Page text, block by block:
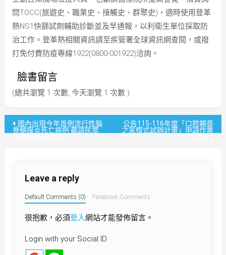
問TOCC(旅遊史、職業史、接觸史、群聚史)，適時使用登革
熱NS1快篩試劑輔助診斷並及早通報，以利衛生單位採取防
治工作。登革熱相關資訊請至疾管署全球資訊網查閱，或撥
打免付費防疫專線1922(0800-001922)洽詢。
臉書留言
(總共瀏覽 1 次數, 今天瀏覽 1 次數 )
文國內出現今年首例流行性腦
脊髓膜炎死亡病例 籲請民眾
公告115-116年度「口腔親善
之家模式試辦計畫」申請作業
Leave a reply
Default Comments (0) Facebook Comments
很抱歉，必須登入網站才能發佈留言。
Login with your Social ID